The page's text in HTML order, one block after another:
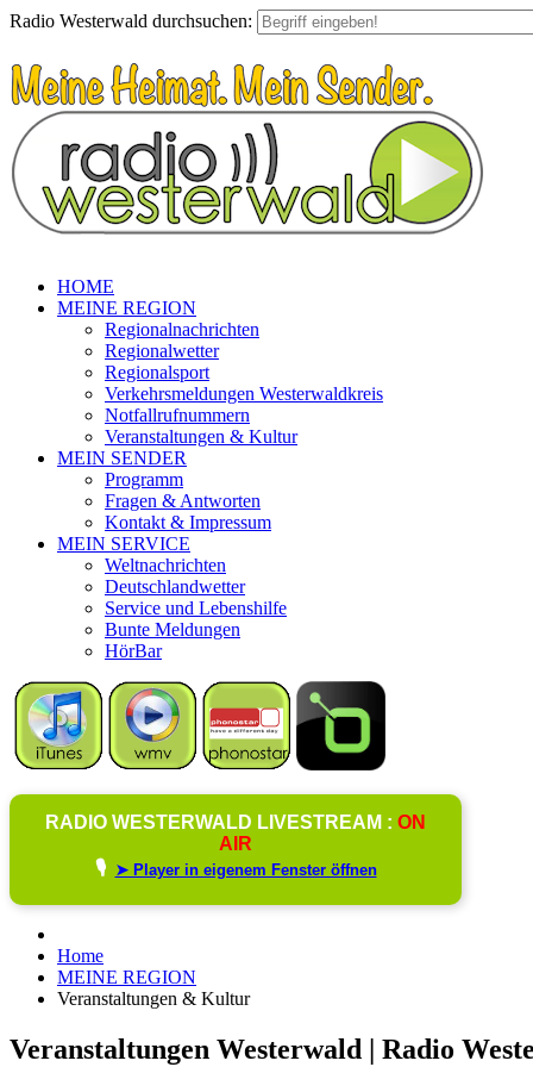
Radio Westerwald durchsuchen:
HOME
MEINE REGION
Regionalnachrichten
Regionalwetter
Regionalsport
Verkehrsmeldungen Westerwaldkreis
Notfallrufnummern
Veranstaltungen & Kultur
MEIN SENDER
Programm
Fragen & Antworten
Kontakt & Impressum
MEIN SERVICE
Weltnachrichten
Deutschlandwetter
Service und Lebenshilfe
Bunte Meldungen
HörBar
RADIO WESTERWALD LIVESTREAM : ON
AIR
🎙️ ➤ Player in eigenem Fenster öffnen
Home
MEINE REGION
Veranstaltungen & Kultur
Veranstaltungen Westerwald | Radio